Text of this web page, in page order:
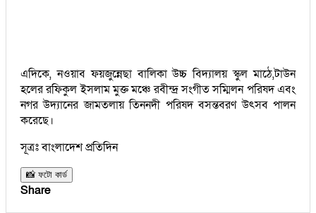
এদিকে, নওয়াব ফয়জুন্নেছা বালিকা উচ্চ বিদ্যালয় স্কুল মাঠে,টাউন
হলের রফিকুল ইসলাম মুক্ত মঞ্চে রবীন্দ্র সংগীত সম্মিলন পরিষদ এবং
নগর উদ্যানের জামতলায় তিননদী পরিষদ বসন্তবরণ উৎসব পালন
করেছে।
সূত্রঃ বাংলাদেশ প্রতিদিন
📸 ফটো কার্ড
Share